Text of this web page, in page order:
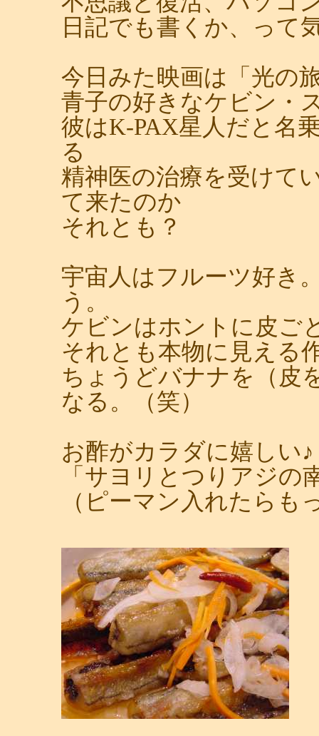
日記でも書くか、って
今日みた映画は「光の
青子の好きなケビン・
彼はK-PAX星人だと名
る
精神医の治療を受けて
て来たのか
それとも？
宇宙人はフルーツ好き
う。
ケビンはホントに皮ご
それとも本物に見える
ちょうどバナナを（皮
なる。（笑）
お酢がカラダに嬉しい♪
「サヨリとつりアジの
（ピーマン入れたらも